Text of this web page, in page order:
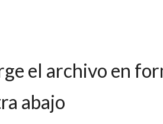
el archivo en
abajo